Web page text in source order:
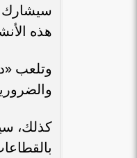
سيشارك
هذه
وتلعب
كذلك،
المرأة وتعزيز مبادئها
هي